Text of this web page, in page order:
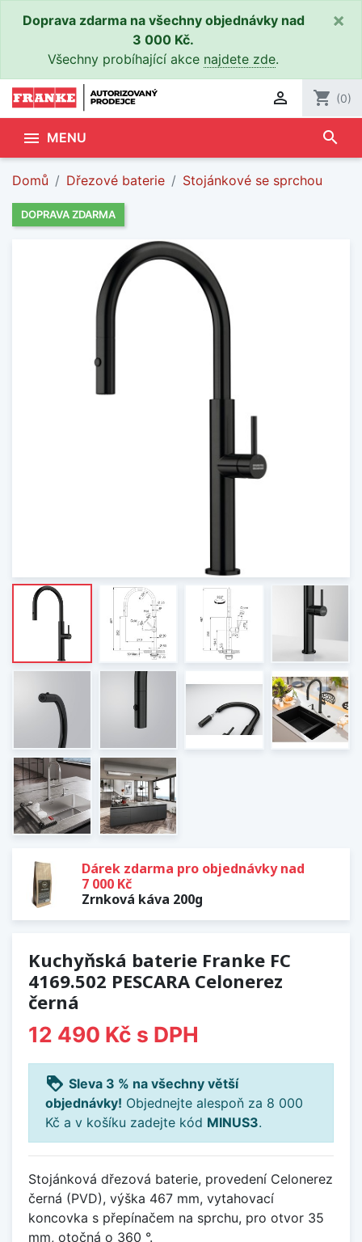
Doprava zdarma na všechny objednávky nad
3 000 Kč.
Všechny probíhající akce najdete zde.
×
 shopping_cart (0)
 MENU search
Domů Dřezové baterie Stojánkové se sprchou
DOPRAVA ZDARMA
Dárek zdarma pro objednávky nad
7 000 Kč
Zrnková káva 200g
Kuchyňská baterie Franke FC
4169.502 PESCARA Celonerez
černá
12 490 Kč s DPH
loyalty Sleva 3 % na všechny větší
objednávky! Objednejte alespoň za 8 000
Kč a v košíku zadejte kód MINUS3.
Stojánková dřezová baterie, provedení Celonerez
černá (PVD), výška 467 mm, vytahovací
koncovka s přepínačem na sprchu, pro otvor 35
mm, otočná o 360 °.